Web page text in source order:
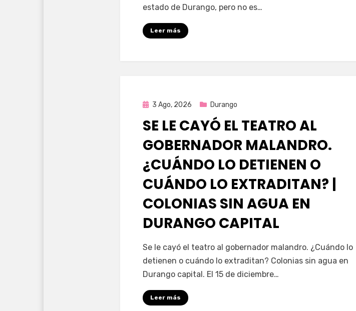
estado de Durango, pero no es…
Leer más
Publicada
3 Ago, 2026 Durango
SE LE CAYÓ EL TEATRO AL
GOBERNADOR MALANDRO.
¿CUÁNDO LO DETIENEN O
CUÁNDO LO EXTRADITAN? |
COLONIAS SIN AGUA EN
DURANGO CAPITAL
porFernando Miranda Servín
Se le cayó el teatro al gobernador malandro. ¿Cuándo lo
detienen o cuándo lo extraditan? Colonias sin agua en
Durango capital. El 15 de diciembre…
Leer más